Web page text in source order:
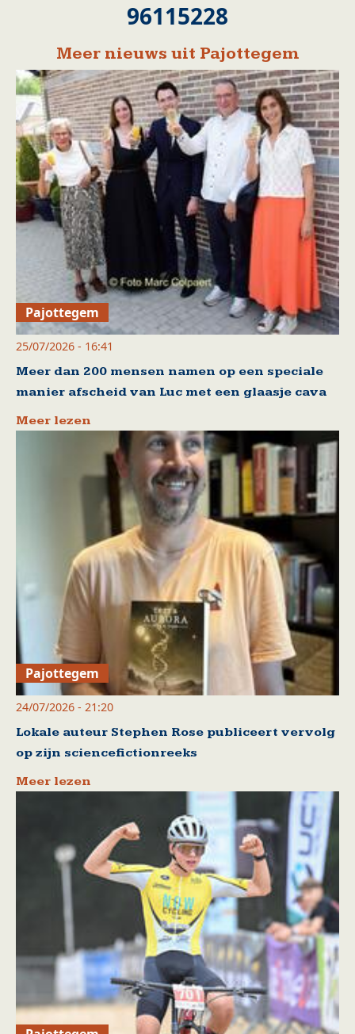
96115228
Meer nieuws uit Pajottegem
Pajottegem
25/07/2026 - 16:41
Meer dan 200 mensen namen op een speciale
manier afscheid van Luc met een glaasje cava
Meer lezen
Pajottegem
24/07/2026 - 21:20
Lokale auteur Stephen Rose publiceert vervolg
op zijn sciencefictionreeks
Meer lezen